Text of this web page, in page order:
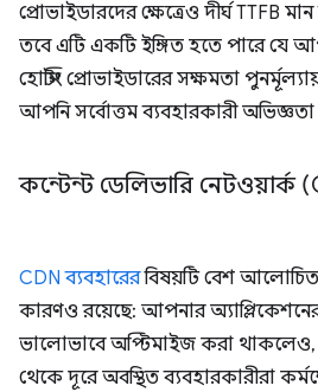
প্রোভাইডারদের ক্ষেত্রেও দীর্ঘ TTFB
তবে এটি একটি ইঙ্গিত হতে পারে যে
হোস্টিং প্রোভাইডারের সক্ষমতা
আপনি সর্বোত্তম ব্যবহারকারী
কন্টেন্ট ডেলিভারি
CDN ব্যবহারেরবিষয়টি বেশ
কারণও রয়েছে: আপনার
ভালোভাবে অপ্টিমাইজ করা থাকলেও,
থেকে দূরে অবস্থিত ব্যবহারকারীরা